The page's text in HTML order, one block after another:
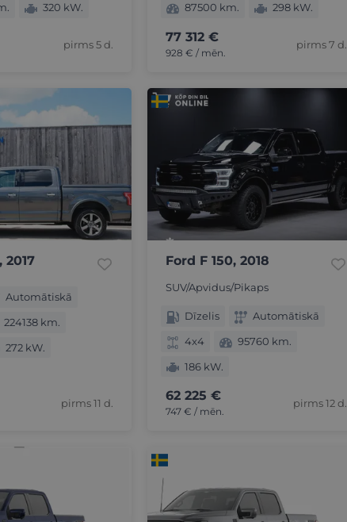
320 kW.
pirms 5 d.
87500 km.
298 kW.
77 312 €
928 € / mēn.
pirms 7 d.
2017
Automātiskā
224138 km.
272 kW.
pirms 11 d.
Ford F 150, 2018
SUV/Apvidus/Pikaps
Dīzelis
Automātiskā
4x4
95760 km.
186 kW.
62 225 €
747 € / mēn.
pirms 12 d.